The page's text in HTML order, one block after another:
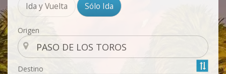
Ida y Vuelta Sólo Ida
Origen
Destino